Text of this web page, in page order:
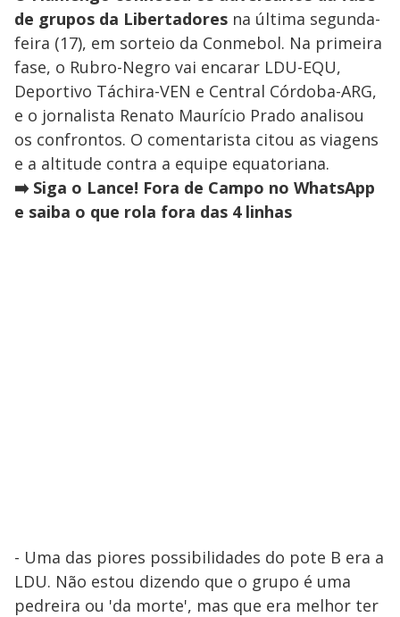
de grupos da Libertadores na última segunda-
feira (17), em sorteio da Conmebol. Na primeira
fase, o Rubro-Negro vai encarar LDU-EQU,
Deportivo Táchira-VEN e Central Córdoba-ARG,
e o jornalista Renato Maurício Prado analisou
os confrontos. O comentarista citou as viagens
e a altitude contra a equipe equatoriana.
➡️ Siga o Lance! Fora de Campo no WhatsApp
e saiba o que rola fora das 4 linhas
- Uma das piores possibilidades do pote B era a
LDU. Não estou dizendo que o grupo é uma
pedreira ou 'da morte', mas que era melhor ter